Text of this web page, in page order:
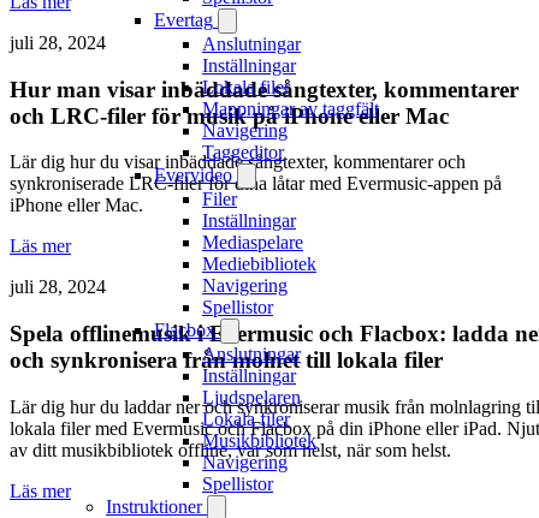
Evertag
Anslutningar
Inställningar
Lokala filer
Mappningar av taggfält
Navigering
Taggeditor
Evervideo
Filer
Inställningar
Mediaspelare
Mediebibliotek
Navigering
Spellistor
Flacbox
Anslutningar
Inställningar
Ljudspelaren
Lokala filer
Musikbibliotek
Navigering
Spellistor
Instruktioner
juli 28, 2024
Hur man visar inbäddade sångtexter, kommentarer
och LRC-filer för musik på iPhone eller Mac
Lär dig hur du visar inbäddade sångtexter, kommentarer och
synkroniserade LRC-filer för dina låtar med Evermusic-appen på
iPhone eller Mac.
Läs mer
juli 28, 2024
Spela offlinemusik i Evermusic och Flacbox: ladda
och synkronisera från molnet till lokala filer
Lär dig hur du laddar ner och synkroniserar musik från molnlagring
lokala filer med Evermusic och Flacbox på din iPhone eller iPad. Njut
av ditt musikbibliotek offline, var som helst, när som helst.
Läs mer